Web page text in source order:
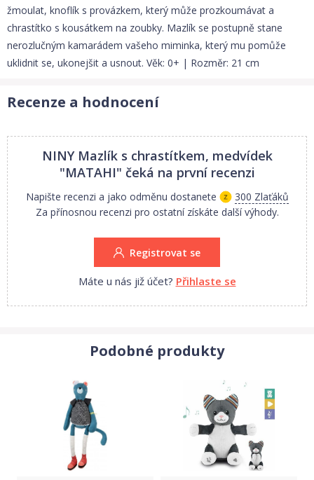
žmoulat, knoflík s provázkem, který může prozkoumávat a
chrastítko s kousátkem na zoubky. Mazlík se postupně stane
nerozlučným kamarádem vašeho miminka, který mu pomůže
uklidnit se, ukonejšit a usnout. Věk: 0+ | Rozměr: 21 cm
Recenze a hodnocení
NINY Mazlík s chrastítkem, medvídek
"MATAHI" čeká na první recenzi
Napište recenzi a jako odměnu dostanete
300 Zlaťáků
Za přínosnou recenzi pro ostatní získáte další výhody.
Registrovat se
Máte u nás již účet? Přihlaste se
Podobné produkty